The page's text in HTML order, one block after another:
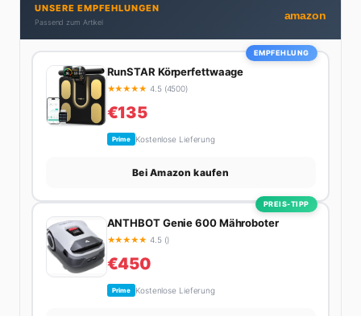
aus der Promi-Welt aufspürt oder die besten
Lifestyle-Empfehlungen zusammenstellt, findet man
ihn beim Wandern in den Schweizer Alpen, am Grill
mit Freunden oder auf der Suche nach dem
perfekten Espresso. Sein Motto: Lieber einmal richtig
UNSERE EMPFEHLUNGEN
Passend zum Artikel
amazon
EMPFEHLUNG
RunSTAR Körperfettwaage
★★★★★ 4.5 (4500)
€135
Prime Kostenlose Lieferung
Bei Amazon kaufen
PREIS-TIPP
ANTHBOT Genie 600 Mähroboter
★★★★★ 4.5 ()
€450
Prime Kostenlose Lieferung